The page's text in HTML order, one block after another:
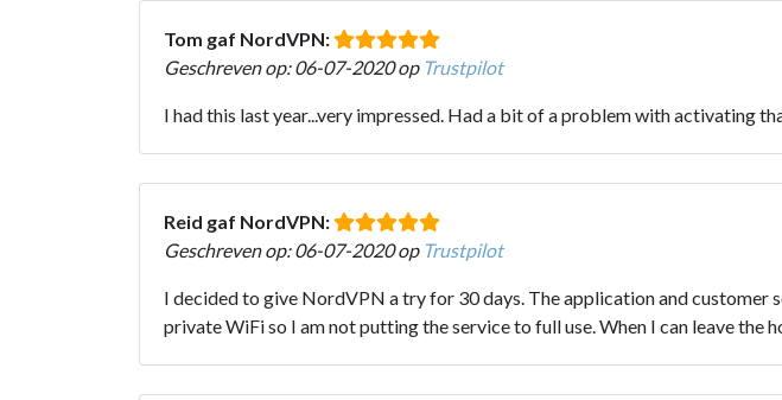
Tom gaf NordVPN:
Geschreven op: 06-07-2020 op Trustpilot
I had this last year...very impressed. Had a bit of a problem with activating
Reid gaf NordVPN:
Geschreven op: 06-07-2020 op Trustpilot
I decided to give NordVPN a try for 30 days. The application and customer
private WiFi so I am not putting the service to full use. When I can leave the